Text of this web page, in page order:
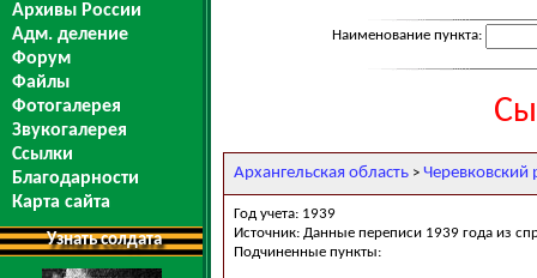
Архивы России
Адм. деление
Форум
Файлы
Фотогалерея
Звукогалерея
Ссылки
Благодарности
Карта сайта
Узнать солдата
Наименование пункта:
Архангельская область > Черевковский
Год учета: 1939
Источник: Данные переписи 1939 года из
Подчиненные пункты: